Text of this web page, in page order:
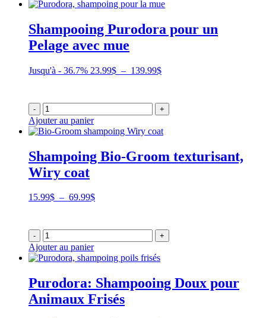
Shampooing Purodora pour un
Pelage avec mue
Jusqu'à - 36.7% 23.99$ – 139.99$Plage
23.99$
à
- +
Ajouter au panier
Shampoing Bio-Groom texturisant,
Wiry coat
15.99$ – 69.99$Plage
15.99$
à
- +
Ajouter au panier
Purodora: Shampooing Doux pour
Animaux Frisés